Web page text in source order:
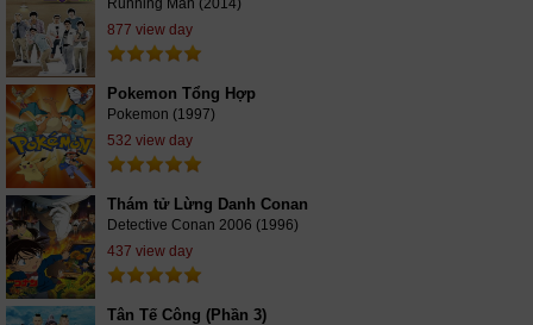
Running Man (2014)
877 view day
Pokemon Tổng Hợp
Pokemon (1997)
532 view day
Thám tử Lừng Danh Conan
Detective Conan 2006 (1996)
437 view day
Tân Tế Công (Phần 3)